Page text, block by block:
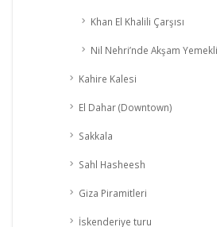
Khan El Khalili Çarşısı
Nil Nehri’nde Akşam
Kahire Kalesi
El Dahar (Downtown)
Sakkala
Sahl Hasheesh
Giza Piramitleri
İskenderiye turu